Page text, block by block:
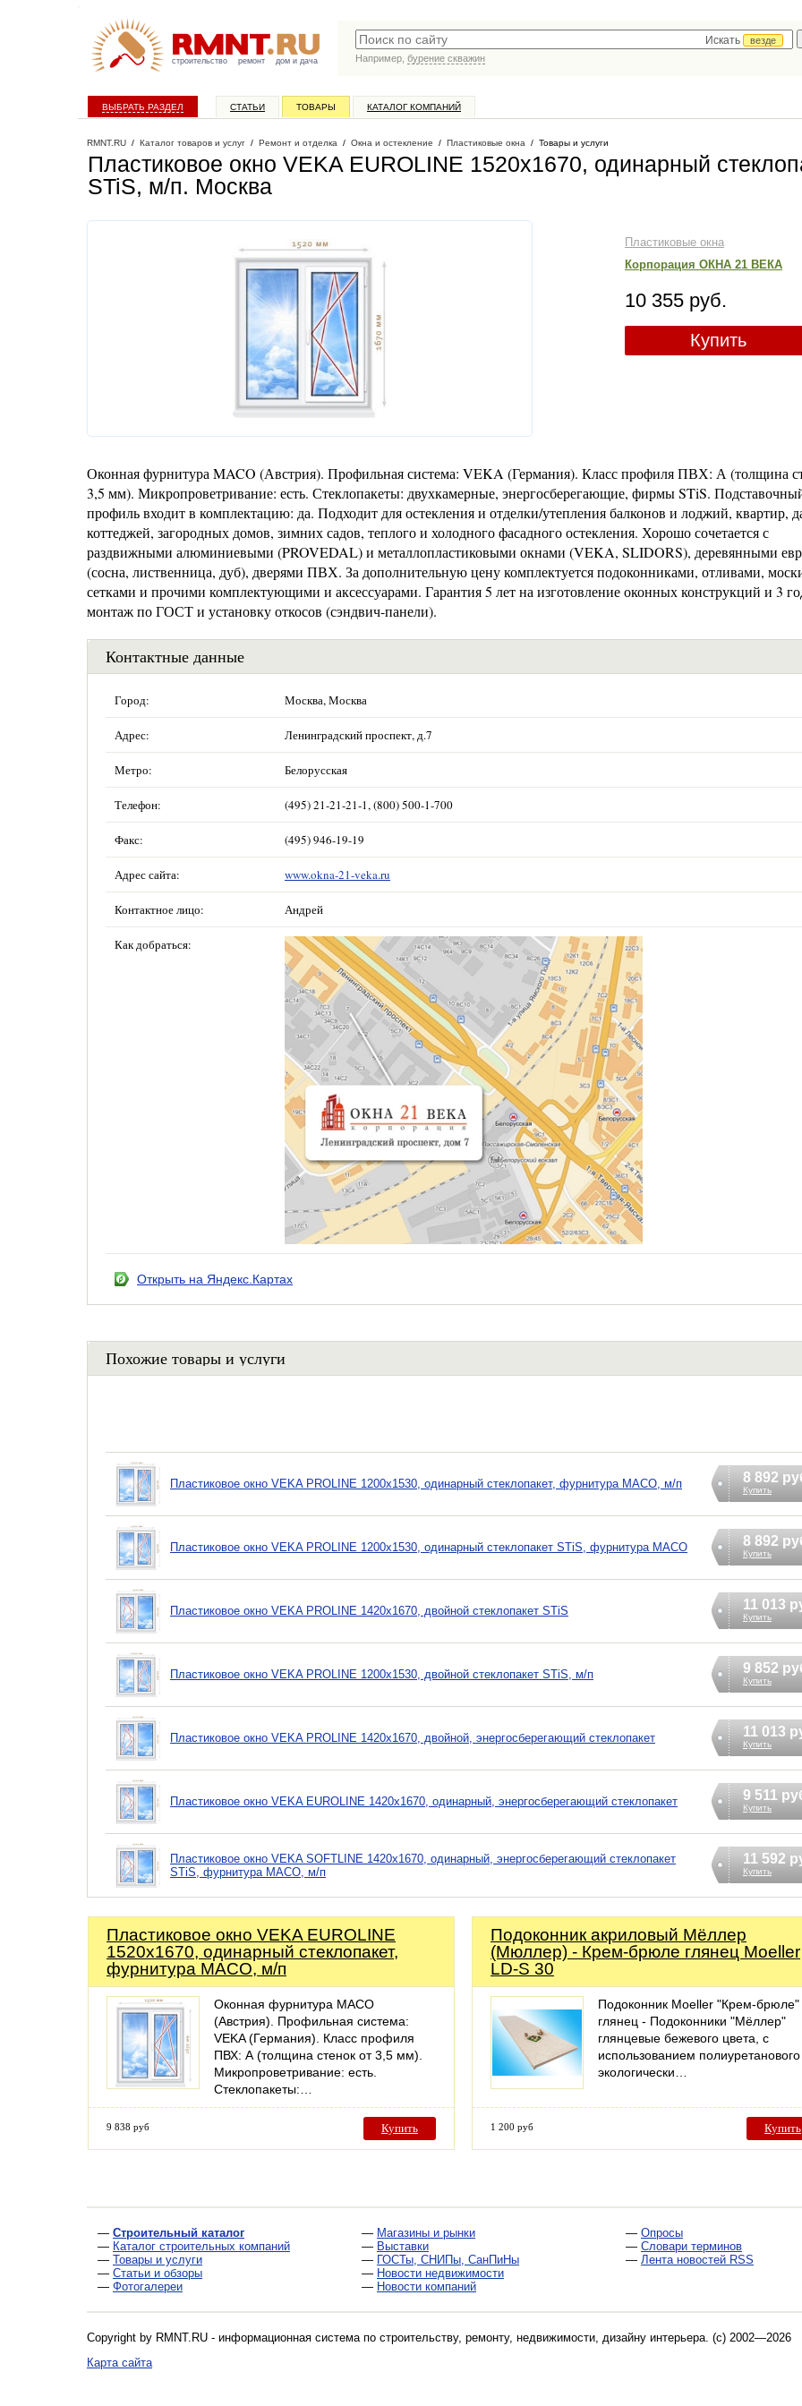
строительство ремонт дом и дача
Искать
везде
Например, бурение скважин
ВЫБРАТЬ РАЗДЕЛ СТАТЬИ ТОВАРЫ КАТАЛОГ КОМПАНИЙ
RMNT.RU / Каталог товаров и услуг / Ремонт и отделка / Окна и остекление / Пластиковые окна / Товары и услуги
Пластиковое окно VEKA EUROLINE 1520х1670, одинарный
STiS, м/п. Москва
Пластиковые окна
Корпорация ОКНА 21 ВЕКА
10 355 руб.
Купить
Оконная фурнитура MACO (Австрия). Профильная система: VEKA (Германия). Класс профиля ПВХ: А (толщина
3,5 мм). Микропроветривание: есть. Стеклопакеты: двухкамерные, энергосберегающие, фирмы STiS.
профиль входит в комплектацию: да. Подходит для остекления и отделки/утепления балконов и лоджий, квартир,
коттеджей, загородных домов, зимних садов, теплого и холодного фасадного остекления. Хорошо сочетается с
раздвижными алюминиевыми (PROVEDAL) и металлопластиковыми окнами (VEKA, SLIDORS), деревянными
(сосна, лиственница, дуб), дверями ПВХ. За дополнительную цену комплектуется подоконниками, отливами,
сетками и прочими комплектующими и аксессуарами. Гарантия 5 лет на изготовление оконных конструкций и 3
монтаж по ГОСТ и установку откосов (сэндвич-панели).
Контактные данные
Город: Москва, Москва
Адрес: Ленинградский проспект, д.7
Метро: Белорусская
Телефон: (495) 21-21-21-1, (800) 500-1-700
Факс: (495) 946-19-19
Адрес сайта: www.okna-21-veka.ru
Контактное лицо: Андрей
Как добраться:
Открыть на Яндекс.Картах
Похожие товары и услуги
Пластиковое окно VEKA PROLINE 1200х1530, одинарный стеклопакет, фурнитура MACO, м/п 8 892
Купить
Пластиковое окно VEKA PROLINE 1200х1530, одинарный стеклопакет STiS, фурнитура MACO 8 892
Купить
Пластиковое окно VEKA PROLINE 1420х1670, двойной стеклопакет STiS 11 013
Купить
Пластиковое окно VEKA PROLINE 1200х1530, двойной стеклопакет STiS, м/п 9 852
Купить
Пластиковое окно VEKA PROLINE 1420х1670, двойной, энергосберегающий стеклопакет 11 013
Купить
Пластиковое окно VEKA EUROLINE 1420х1670, одинарный, энергосберегающий стеклопакет 9 511
Купить
Пластиковое окно VEKA SOFTLINE 1420х1670, одинарный, энергосберегающий стеклопакет
STiS, фурнитура MACO, м/п
11 592
Купить
Пластиковое окно VEKA EUROLINE
1520х1670, одинарный стеклопакет,
фурнитура MACO, м/п
Оконная фурнитура MACO
(Австрия). Профильная система:
VEKA (Германия). Класс профиля
ПВХ: А (толщина стенок от 3,5 мм).
Микропроветривание: есть.
Стеклопакеты:…
9 838 руб Купить
Подоконник акриловый Мёллер
(Мюллер) - Крем-брюле глянец Moeller
LD-S 30
Подоконник Moeller "Крем-брюле"
глянец - Подоконники "Мёллер"
глянцевые бежевого цвета, с
использованием полиуретанового
экологически…
1 200 руб Купить
— Строительный каталог
— Каталог строительных компаний
— Товары и услуги
— Статьи и обзоры
— Фотогалереи
— Магазины и рынки
— Выставки
— ГОСТы, СНИПы, СанПиНы
— Новости недвижимости
— Новости компаний
— Опросы
— Словари терминов
— Лента новостей RSS
Copyright by RMNT.RU - информационная система по строительству, ремонту, недвижимости, дизайну интерьера. (c) 2002—2026
Карта сайта